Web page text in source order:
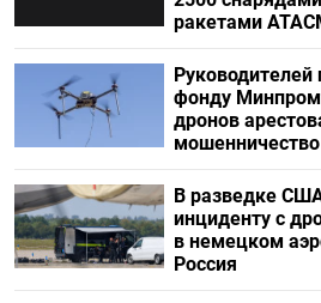
ракетами
фонду
дронов
мошенничество
В разведке
инциденту с
в немецком
Россия